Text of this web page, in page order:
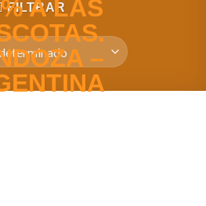
FILTRAR